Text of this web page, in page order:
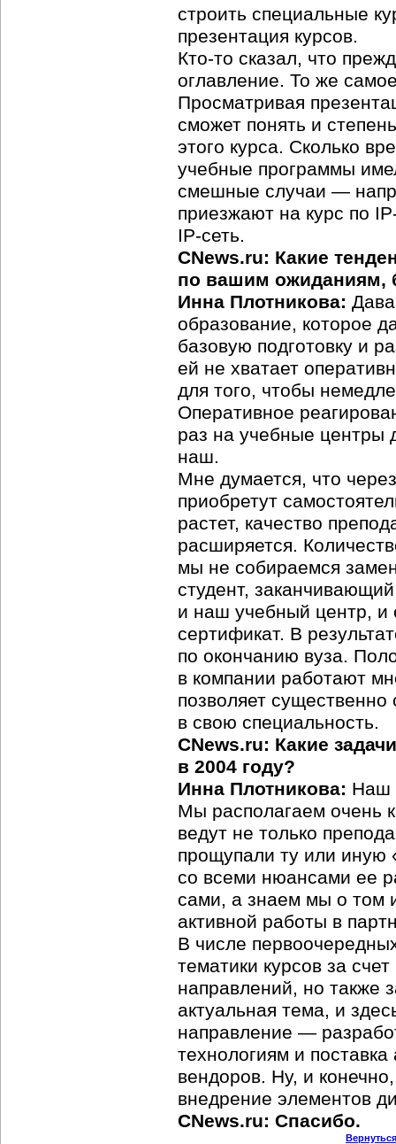
строить специальные
презентация курсов.
Кто-то сказал, что
оглавление. То же
Просматривая
сможет понять и
этого курса. Сколько
учебные программы
смешные случаи —
приезжают на курс по
IP-сеть.
CNews.ru: Какие
по вашим ожиданиям,
Инна Плотникова:
образование, которое
базовую подготовку и
ей не хватает
для того, чтобы
Оперативное
раз на учебные центры
наш.
Мне думается, что
приобретут
растет, качество
расширяется.
мы не собираемся
студент,
и наш учебный центр, и
сертификат. В
по окончанию вуза.
в компании работают
позволяет
в свою специальность.
CNews.ru: Какие
в 2004 году?
Инна Плотникова: Наш
Мы располагаем очень
ведут не только
прощупали ту или иную
со всеми нюансами ее
сами, а знаем мы о том
активной работы в
В числе
тематики курсов за
направлений, но также
актуальная тема, и
направление —
технологиям и
вендоров. Ну, и
внедрение элементов
CNews.ru: Спасибо.